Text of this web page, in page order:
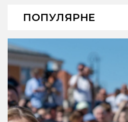
ПОПУЛЯРНЕ